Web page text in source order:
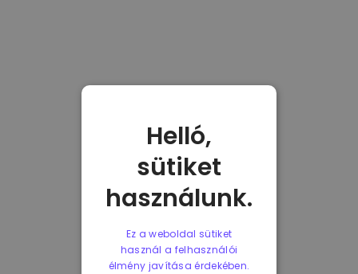
Helló,
sütiket
használunk.
Ez a weboldal sütiket
használ a felhasználói
élmény javítása érdekében.